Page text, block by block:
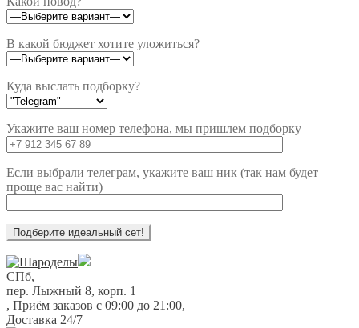
В какой бюджет хотите уложиться?
Куда выслать подборку?
Укажите ваш номер телефона, мы пришлем подборку
Если выбрали телеграм, укажите ваш ник (так нам будет
проще вас найти)
Перейти
к
навигации
Перейти
к
содержимому
СПб,
пер. Лыжный 8, корп. 1
, Приём заказов с 09:00 до 21:00,
Доставка 24/7